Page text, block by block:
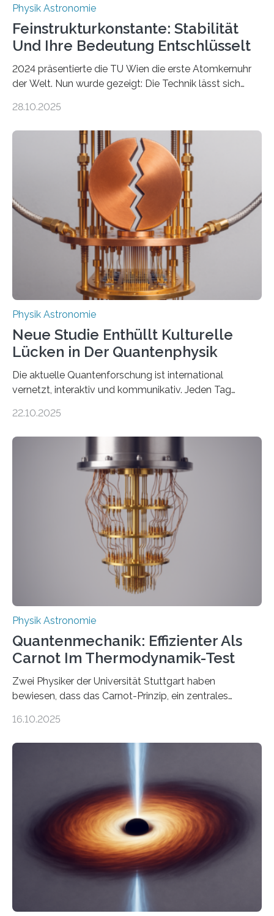
Physik Astronomie
Feinstrukturkonstante: Stabilität
Und Ihre Bedeutung Entschlüsselt
2024 präsentierte die TU Wien die erste Atomkernuhr
der Welt. Nun wurde gezeigt: Die Technik lässt sich
fundamentalen Physik nachzugehen. Thorium-
Messungen verwenden. Das hatte man jahrzehntelang
vermutet, weltweit war nach den passenden
Atomkern-Zuständen gesucht worden, 2024 gelang
einem Team der TU Wien mit Unterstützung
internationaler Partner der entscheidende Durchbruch:
Der lange diskutierte Thorium-Kernübergang wurde
gefunden. Kurz darauf konnte man zeigen, dass sich
Thorium tatsächlich nutzen lässt, um hochpräzise…
28.10.2025
Physik Astronomie
Neue Studie Enthüllt Kulturelle
Lücken in Der Quantenphysik
Die aktuelle Quantenforschung ist international
vernetzt, interaktiv und kommunikativ. Jeden Tag
oft von Autor*innen, die eng zusammenarbeiten. Neue
werden schnell weiterentwickelt. Dies ist der Alltag in
der Forschung der Quantentheorie, die dieses Jahr 100
Jahre alt geworden ist, weshalb die UNESCO 2025 zum
Internationalen Jahr der Quantenwissenschaft und -
technologie ausgerufen hat. Doch nun hat eine
internationale Forschungsgruppe um den
22.10.2025
Physik Astronomie
Quantenmechanik: Effizienter Als
Carnot Im Thermodynamik-Test
Zwei Physiker der Universität Stuttgart haben
bewiesen, dass das Carnot-Prinzip, ein zentrales
Größenordnung von Atomen gilt, deren physikalische
Quantenmotoren voranbringen. Das
Wissenschaftsjournal Science Advances veröffentlichte
die Herleitung. (DOI: 10.1126/sciadv.adw8462)
Verbrennungsmotoren oder Dampfturbinen sind
Wärmekraftmaschinen: Sie wandeln thermische
Energie in mechanische Bewegung um – oder anders
ausgedrückt, Wärme in Bewegung. In
quantenmechanischen Experimenten ist es in den…
16.10.2025